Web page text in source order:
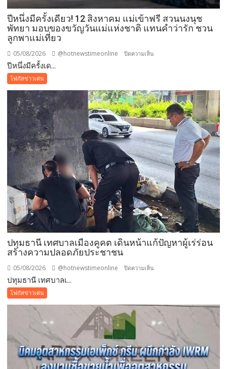
ปีหนึ่งมีครั้งเดียว! 12 สิงหาคม แม่เข้าฟรี สวนนงนุช
พัทยา มอบของขวัญวันแม่แห่งชาติ แทนคำว่ารัก ชวน
ลูกพาแม่เที่ยว
05/08/2026 @hotnewstimeonline ปิดความเห็น
ครั้ง
เดียว!
12
สิงหาคม
แม่
เข้า
ฟรี
สวน
นงนุช
พัทยา
มอบ
ของ
ขวัญ
วัน
ว่า
รัก
พา
แม่
ปีหนึ่งมีครั้งเด...
โฟกัสข่าวเด่น
ปทุมธานี เทศบาลเมืองคูคต เดินหน้าแก้ปัญหาผู้เร่ร่อน
สร้างความปลอดภัยประชาชน
05/08/2026 @hotnewstimeonline ปิดความเห็น
คูคต
เดิน
แก้
ปัญหา
ปทุมธานี เทศบาลเ...
โฟกัสข่าวเด่น